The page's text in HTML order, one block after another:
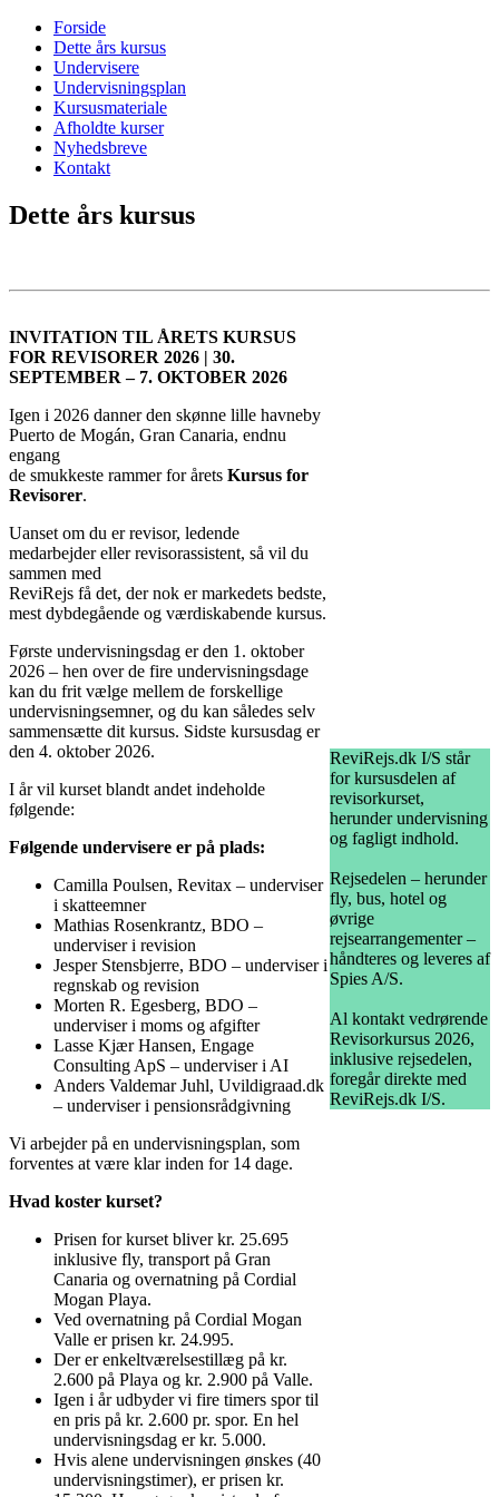
Forside
Dette års kursus
Undervisere
Undervisningsplan
Kursusmateriale
Afholdte kurser
Nyhedsbreve
Kontakt
Dette års kursus
INVITATION TIL ÅRETS KURSUS
FOR REVISORER 2026 | 30.
SEPTEMBER – 7. OKTOBER 2026
Igen i 2026 danner den skønne lille havneby
Puerto de Mogán, Gran Canaria, endnu
engang
de smukkeste rammer for årets Kursus for
Revisorer.
Uanset om du er revisor, ledende
medarbejder eller revisorassistent, så vil du
sammen med
ReviRejs få det, der nok er markedets bedste,
mest dybdegående og værdiskabende kursus.
Første undervisningsdag er den 1. oktober
2026 – hen over de fire undervisningsdage
kan du frit vælge mellem de forskellige
undervisningsemner, og du kan således selv
sammensætte dit kursus. Sidste kursusdag er
den 4. oktober 2026.
I år vil kurset blandt andet indeholde
følgende:
Følgende undervisere er på plads:
Camilla Poulsen, Revitax – underviser
i skatteemner
Mathias Rosenkrantz, BDO –
underviser i revision
Jesper Stensbjerre, BDO – underviser i
regnskab og revision
Morten R. Egesberg, BDO –
underviser i moms og afgifter
Lasse Kjær Hansen, Engage
Consulting ApS – underviser i AI
Anders Valdemar Juhl, Uvildigraad.dk
– underviser i pensionsrådgivning
Vi arbejder på en undervisningsplan, som
forventes at være klar inden for 14 dage.
Hvad koster kurset?
Prisen for kurset bliver kr. 25.695
inklusive fly, transport på Gran
Canaria og overnatning på Cordial
Mogan Playa.
Ved overnatning på Cordial Mogan
Valle er prisen kr. 24.995.
Der er enkeltværelsestillæg på kr.
2.600 på Playa og kr. 2.900 på Valle.
Igen i år udbyder vi fire timers spor til
en pris på kr. 2.600 pr. spor. En hel
undervisningsdag er kr. 5.000.
Hvis alene undervisningen ønskes (40
undervisningstimer), er prisen kr.
ReviRejs.dk I/S står
for kursusdelen af
revisorkurset,
herunder undervisning
og fagligt indhold.
Rejsedelen – herunder
fly, bus, hotel og
øvrige
rejsearrangementer –
håndteres og leveres af
Spies A/S.
Al kontakt vedrørende
Revisorkursus 2026,
inklusive rejsedelen,
foregår direkte med
ReviRejs.dk I/S.